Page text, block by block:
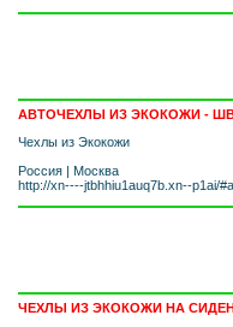
АВТОЧЕХЛЫ ИЗ ЭКОКОЖИ -
Чехлы из Экокожи
Россия | Москва
http://xn----jtbhhiu1auq7b.xn--p1ai/
ЧЕХЛЫ ИЗ ЭКОКОЖИ НА